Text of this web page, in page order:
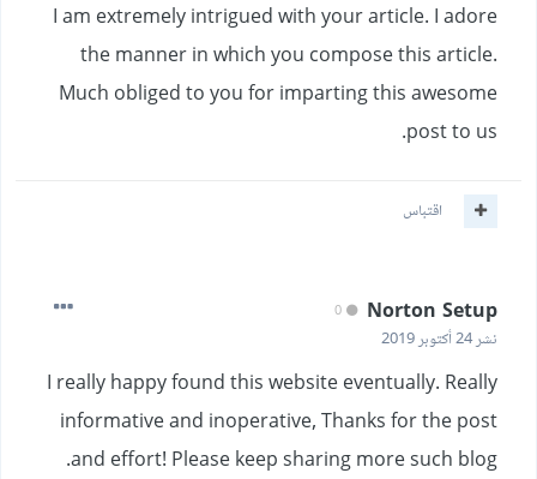
I am extremely intrigued with your article. I adore
the manner in which you compose this article.
Much obliged to you for imparting this awesome
post to us.
اقتباس
Norton Setup
نشر24 أكتوبر 2019
I really happy found this website eventually. Really
informative and inoperative, Thanks for the post
and effort! Please keep sharing more such blog.